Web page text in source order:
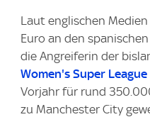
Laut englischen
Euro an den
die Angreiferin der
Women's Super League
Vorjahr für rund
zu Manchester City